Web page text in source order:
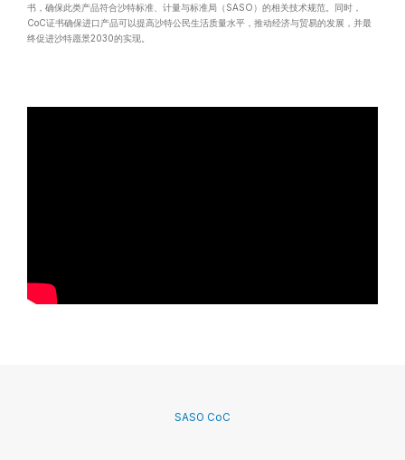
书，确保此类产品符合沙特标准、计量与标准局（SASO）的相关技术规范。同时，
CoC证书确保进口产品可以提高沙特公民生活质量水平，推动经济与贸易的发展，并最
终促进沙特愿景2030的实现。
SASO CoC